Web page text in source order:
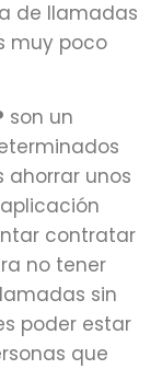
de llamadas
muy poco
son un
ahorrar unos
contratar
no tener
sin
poder estar
que